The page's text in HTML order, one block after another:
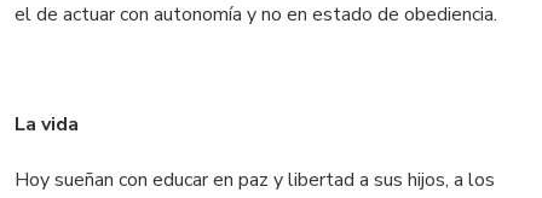
el de actuar con autonomía y no en estado de obediencia.
La vida
Hoy sueñan con educar en paz y libertad a sus hijos, a los